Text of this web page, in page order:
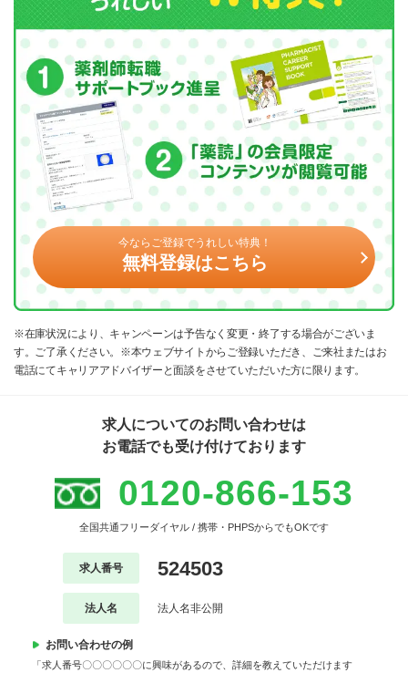
今ならご登録でうれしい特典！
無料登録はこちら
※在庫状況により、キャンペーンは予告なく変更・終了する場合がございま
す。ご了承ください。※本ウェブサイトからご登録いただき、ご来社またはお
電話にてキャリアアドバイザーと面談をさせていただいた方に限ります。
求人についてのお問い合わせは
お電話でも受け付けております
0120-866-153
全国共通フリーダイヤル / 携帯・PHPSからでもOKです
求人番号 524503
法人名 法人名非公開
お問い合わせの例
「求人番号〇〇〇〇〇〇に興味があるので、詳細を教えていただけます